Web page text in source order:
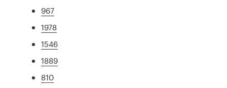
967
1978
1546
1889
810